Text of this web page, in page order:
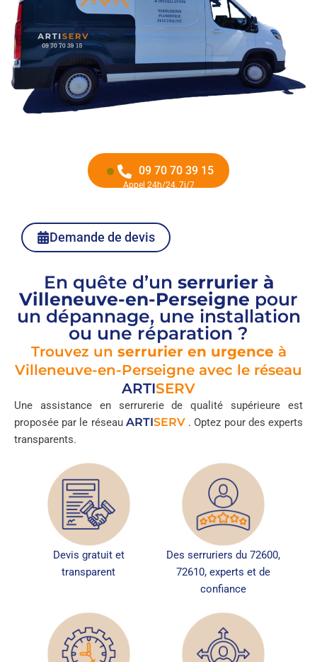
09 70 70 39 15
Appel 24h/24, 7j/7
Demande de devis
En quête d’un serrurier à
Villeneuve-en-Perseigne pour
un dépannage, une installation
ou une réparation ?
Trouvez un serrurier en urgence à
Villeneuve-en-Perseigne avec le réseau
ARTISERV
Une assistance en serrurerie de qualité supérieure est
proposée par le réseau ARTISERV . Optez pour des experts
transparents.
Devis gratuit et
transparent
Des serruriers du 72600,
72610, experts et de
confiance